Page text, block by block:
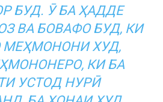
БУД. Ӯ БА ҲАДДЕ
ВА БОВАФО БУД, КИ
МЕҲМОНОНИ ХУД,
КИ БА
УСТОД НУРӢ